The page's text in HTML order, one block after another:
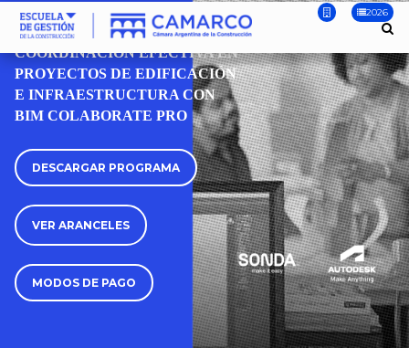
2026
WEBINAR
COORDINACIÓN EFECTIVA EN
PROYECTOS DE EDIFICACIÓN
E INFRAESTRUCTURA CON
BIM COLABORATE PRO
DESCARGAR PROGRAMA
VER ARANCELES
MODOS DE PAGO